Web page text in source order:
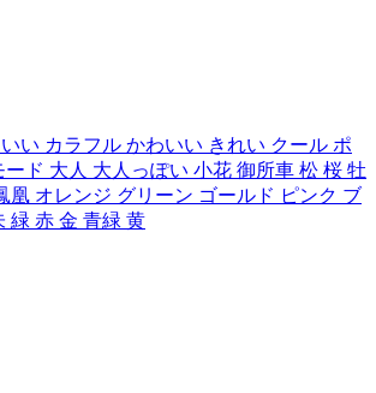
い カラフル かわいい きれい クール ポ
ード 大人 大人っぽい 小花 御所車 松 桜 牡
凰 オレンジ グリーン ゴールド ピンク ブ
緑 赤 金 青緑 黄